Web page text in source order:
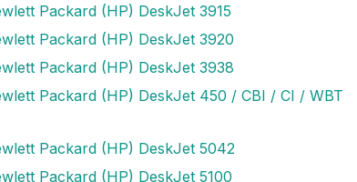
Packard (HP) DeskJet 3915
Packard (HP) DeskJet 3920
Packard (HP) DeskJet 3938
Packard (HP) DeskJet 450 / CBI / CI / WBT
Packard (HP) DeskJet 5042
Packard (HP) DeskJet 5100